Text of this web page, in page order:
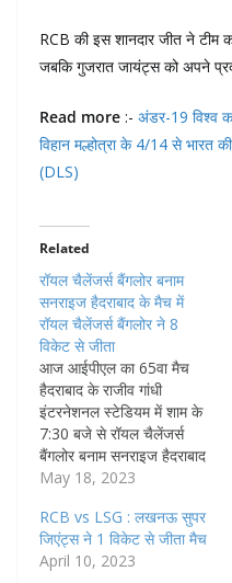
RCB की इस शानदार जीत ने टीम
जबकि गुजरात जायंट्स को अपने
Read more :- अंडर-19 विश्व
विहान मल्होत्रा के 4/14 से भारत
(DLS)
Related
रॉयल चैलेंजर्स बैंगलोर बनाम
सनराइज हैदराबाद के मैच में
रॉयल चैलेंजर्स बैंगलोर ने 8
विकेट से जीता
आज आईपीएल का 65वा मैच
हैदराबाद के राजीव गांधी
इंटरनेशनल स्टेडियम में शाम के
7:30 बजे से रॉयल चैलेंजर्स
बैंगलोर बनाम सनराइज हैदराबाद
के बीच में खेला गया। रॉयल
हैदराबाद: मैच में रॉयल चैलेंजर्स
बैंगलोर ने टॉस जीतकर बॉलिंग
करने का निर्णय लिया उसके बाद
May 18, 2023
RCB vs LSG : लखनऊ सुपर
जिएंट्स ने 1 विकेट से जीता मैच
April 10, 2023